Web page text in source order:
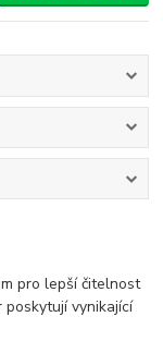
pro lepší čitelnost
vynikající